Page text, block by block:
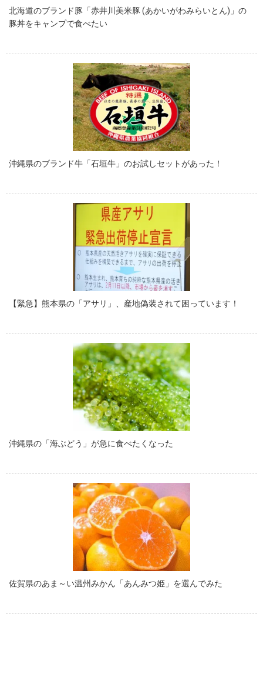
北海道のブランド豚「赤井川美米豚 (あかいがわみらいとん)」の
豚丼をキャンプで食べたい
沖縄県のブランド牛「石垣牛」のお試しセットがあった！
【緊急】熊本県の「アサリ」、産地偽装されて困っています！
沖縄県の「海ぶどう」が急に食べたくなった
佐賀県のあま～い温州みかん「あんみつ姫」を選んでみた